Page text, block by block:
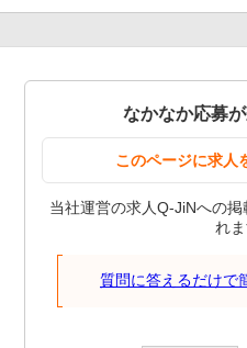
なかなか応募
このページに求人
当社運営の求人Q-JiNへの
れま
質問に答えるだけで